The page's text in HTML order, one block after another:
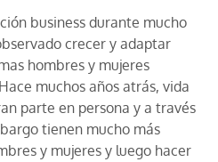
business durante mucho
crecer y adaptar
hombres y mujeres
muchos años atrás, vida
parte en persona y a través
tienen mucho más
y mujeres y luego hacer